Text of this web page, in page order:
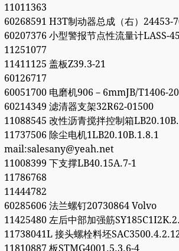
11011363
60268591 H3T制动器总成（右）24453-
60207376 小型警报节点性流量计LASS-
11251077
11411125 盖板Z39.3-21
60126717
60051700 电磨机906－6mmJB/T1406-
60214349 滤清器支架32R62-01500
11088545 改性沥青搅拌控制箱
11737506 除尘电机1LB20.10B.1.8.1
mail:salesany@yeah.net
11008399 下支撑LB40.15A.7-1
11786768
11444782
60285606 法兰螺钉20730864 Volvo
11425480 左后中部加强筋
11738041L 接头螺栓料坯
11810887 板STMG4001.5.3.6-4